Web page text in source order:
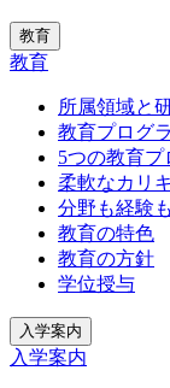
教育
教育
所属領域と
教育プログ
5つの教育
柔軟なカリ
分野も経験
教育の特色
教育の方針
学位授与
入学案内
入学案内